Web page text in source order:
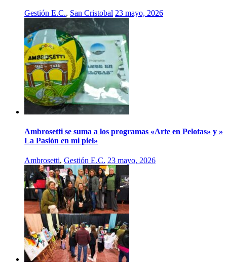
Gestión E.C., San Cristobal 23 mayo, 2026
Ambrosetti se suma a los programas «Arte en Pelotas» y »
La Pasión en mi piel»
Ambrosetti, Gestión E.C. 23 mayo, 2026